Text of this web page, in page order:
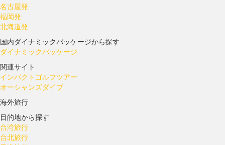
名古屋発
福岡発
北海道発
国内ダイナミックパッケージから探す
ダイナミックパッケージ
関連サイト
インパクトゴルフツアー
オーシャンズダイブ
海外旅行
目的地から探す
台湾旅行
台北旅行